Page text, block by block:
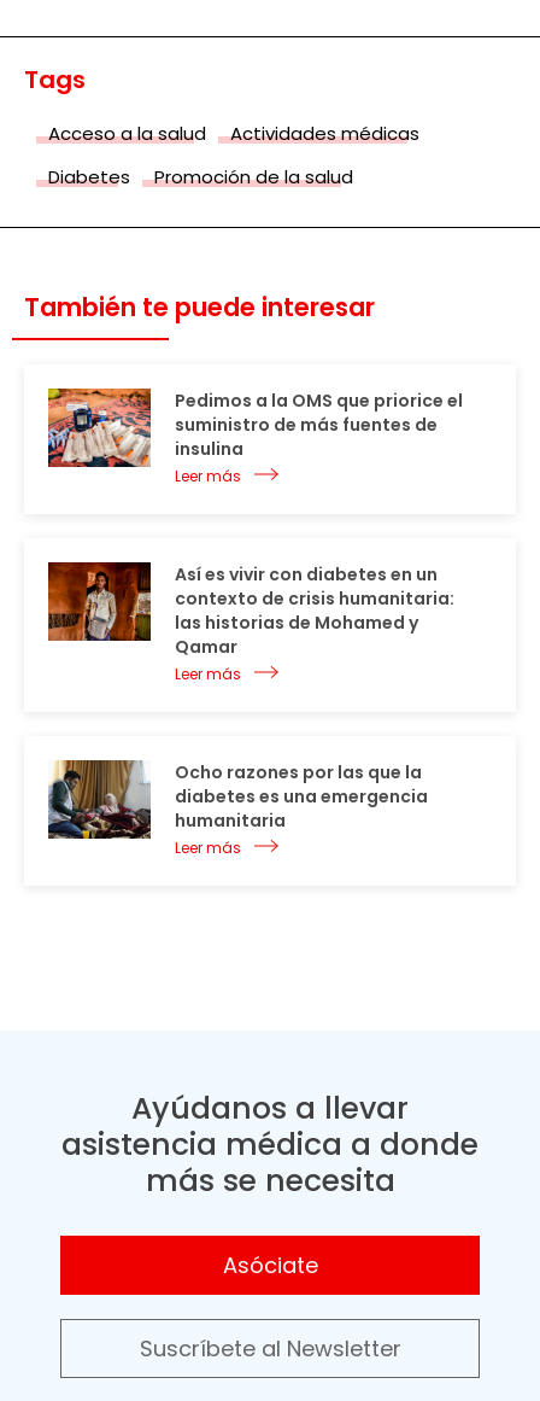
Tags
Acceso a la salud
Actividades médicas
Diabetes
Promoción de la salud
También te puede interesar
Pedimos a la OMS que priorice el
suministro de más fuentes de
insulina
Leer más
Así es vivir con diabetes en un
contexto de crisis humanitaria:
las historias de Mohamed y
Qamar
Leer más
Ocho razones por las que la
diabetes es una emergencia
humanitaria
Leer más
Ayúdanos a llevar
asistencia médica a donde
más se necesita
Asóciate
Suscríbete al Newsletter